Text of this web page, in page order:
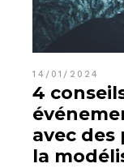
14/01/2024
4
avec
la